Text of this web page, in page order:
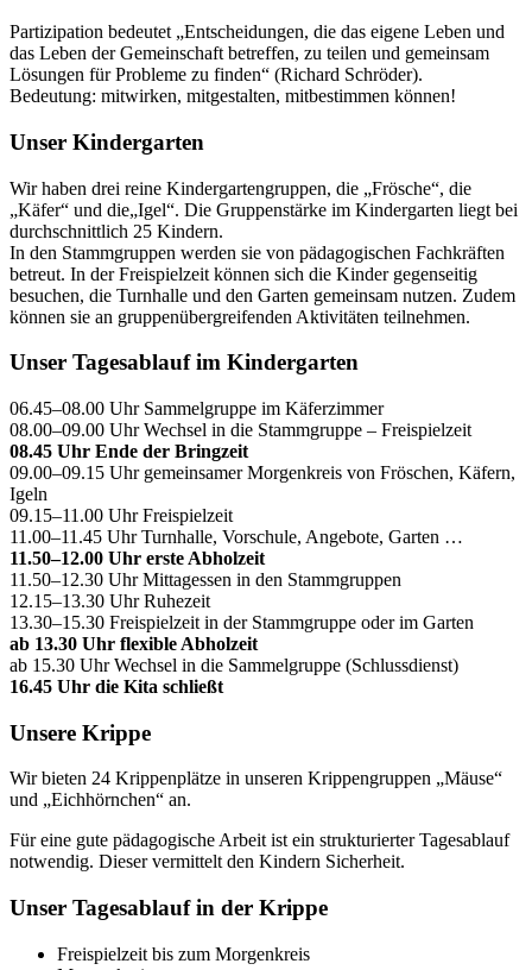
Partizipation bedeutet „Entscheidungen, die das eigene Leben und
das Leben der Gemeinschaft betreffen, zu teilen und gemeinsam
Lösungen für Probleme zu finden“ (Richard Schröder).
Bedeutung: mitwirken, mitgestalten, mitbestimmen können!
Unser Kindergarten
Wir haben drei reine Kindergartengruppen, die „Frösche“, die
„Käfer“ und die„Igel“. Die Gruppenstärke im Kindergarten liegt bei
durchschnittlich 25 Kindern.
In den Stammgruppen werden sie von pädagogischen Fachkräften
betreut. In der Freispielzeit können sich die Kinder gegenseitig
besuchen, die Turnhalle und den Garten gemeinsam nutzen. Zudem
können sie an gruppenübergreifenden Aktivitäten teilnehmen.
Unser Tagesablauf im Kindergarten
06.45–08.00 Uhr Sammelgruppe im Käferzimmer
08.00–09.00 Uhr Wechsel in die Stammgruppe – Freispielzeit
08.45 Uhr Ende der Bringzeit
09.00–09.15 Uhr gemeinsamer Morgenkreis von Fröschen, Käfern,
Igeln
09.15–11.00 Uhr Freispielzeit
11.00–11.45 Uhr Turnhalle, Vorschule, Angebote, Garten …
11.50–12.00 Uhr erste Abholzeit
11.50–12.30 Uhr Mittagessen in den Stammgruppen
12.15–13.30 Uhr Ruhezeit
13.30–15.30 Freispielzeit in der Stammgruppe oder im Garten
ab 13.30 Uhr flexible Abholzeit
ab 15.30 Uhr Wechsel in die Sammelgruppe (Schlussdienst)
16.45 Uhr die Kita schließt
Unsere Krippe
Wir bieten 24 Krippenplätze in unseren Krippengruppen „Mäuse“
und „Eichhörnchen“ an.
Für eine gute pädagogische Arbeit ist ein strukturierter Tagesablauf
notwendig. Dieser vermittelt den Kindern Sicherheit.
Unser Tagesablauf in der Krippe
Freispielzeit bis zum Morgenkreis